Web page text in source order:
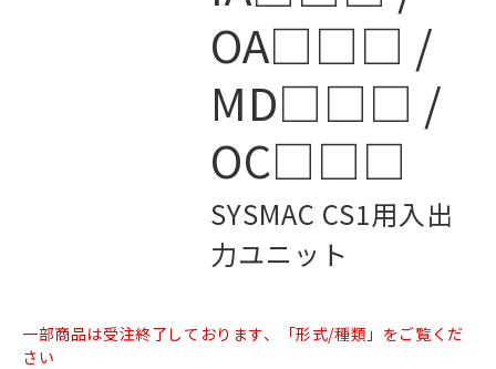
OA□□□ /
MD□□□ /
OC□□□
SYSMAC CS1用入出
力ユニット
一部商品は受注終了しております、「形式/種類」をご覧くだ
さい